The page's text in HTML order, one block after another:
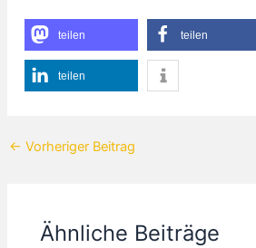
teilen teilen
teilen
← Vorheriger Beitrag
Ähnliche Beiträge